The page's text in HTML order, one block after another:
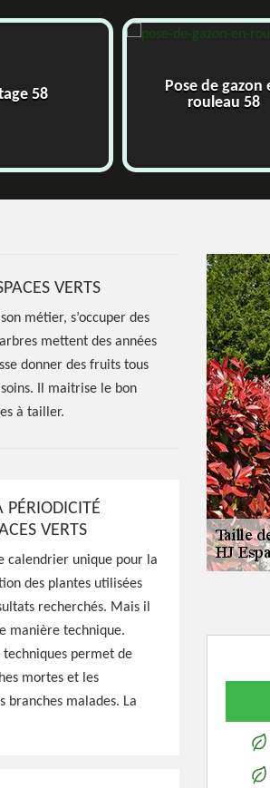
58
Pose de gazon
rouleau 58
VERTS
métier, s’occuper des
mettent des années
donner des fruits tous
Il maitrise le bon
à tailler.
VERTS
calendrier unique pour la
des plantes utilisées
recherchés. Mais il
manière technique.
permet de
mortes et les
branches malades. La